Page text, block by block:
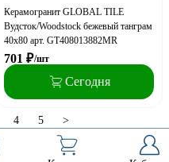
Керамогранит GLOBAL TILE
Вудсток/Woodstock бежевый танграм
40x80 арт. GT408013882MR
701 ₽/шт
Сегодня
4 5 >